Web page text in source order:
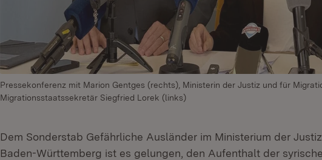
Pressekonferenz mit Marion Gentges (rechts), Ministerin der Justiz und für
Migrationsstaatssekretär Siegfried Lorek (links)
Dem Sonderstab Gefährliche Ausländer im Ministerium der
Baden-Württemberg ist es gelungen, den Aufenthalt der